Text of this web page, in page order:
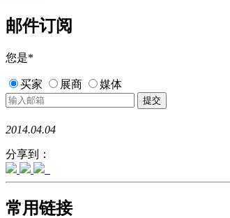
邮件订阅
您是*
买家 展商 媒体
2014.04.04
分享到：
常用链接